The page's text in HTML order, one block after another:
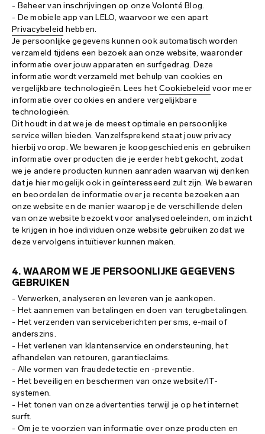
- Beheer van inschrijvingen op onze Volonté Blog.
- De mobiele app van LELO, waarvoor we een apart
Privacybeleid hebben.
Je persoonlijke gegevens kunnen ook automatisch worden
verzameld tijdens een bezoek aan onze website, waaronder
informatie over jouw apparaten en surfgedrag. Deze
informatie wordt verzameld met behulp van cookies en
vergelijkbare technologieën. Lees het Cookiebeleid voor meer
informatie over cookies en andere vergelijkbare
technologieën.
Dit houdt in dat we je de meest optimale en persoonlijke
service willen bieden. Vanzelfsprekend staat jouw privacy
hierbij voorop. We bewaren je koopgeschiedenis en gebruiken
informatie over producten die je eerder hebt gekocht, zodat
we je andere producten kunnen aanraden waarvan wij denken
dat je hier mogelijk ook in geïnteresseerd zult zijn. We bewaren
en beoordelen de informatie over je recente bezoeken aan
onze website en de manier waarop je de verschillende delen
van onze website bezoekt voor analysedoeleinden, om inzicht
te krijgen in hoe individuen onze website gebruiken zodat we
deze vervolgens intuïtiever kunnen maken.
4. WAAROM WE JE PERSOONLIJKE GEGEVENS
GEBRUIKEN
- Verwerken, analyseren en leveren van je aankopen.
- Het aannemen van betalingen en doen van terugbetalingen.
- Het verzenden van serviceberichten per sms, e-mail of
anderszins.
- Het verlenen van klantenservice en ondersteuning, het
afhandelen van retouren, garantieclaims.
- Alle vormen van fraudedetectie en -preventie.
- Het beveiligen en beschermen van onze website/IT-
systemen.
- Het tonen van onze advertenties terwijl je op het internet
surft.
- Om je te voorzien van informatie over onze producten en